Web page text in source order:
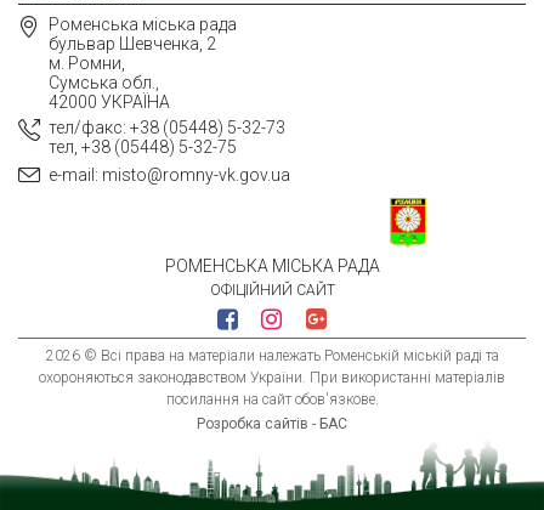
РОМЕНСЬКА МІСЬКА РАДА
ОФІЦІЙНИЙ САЙТ
2026 © Всі права на матеріали належать Роменській міській раді та
охороняються законодавством України. При використанні матеріалів
посилання на сайт обов'язкове.
Розробка сайтів - БАС
Роменська міська рада
бульвар Шевченка, 2
м. Ромни,
Сумська обл.,
42000 УКРАЇНА
тел/факс: +38 (05448) 5-32-73
тел, +38 (05448) 5-32-75
e-mail: misto@romny-vk.gov.ua